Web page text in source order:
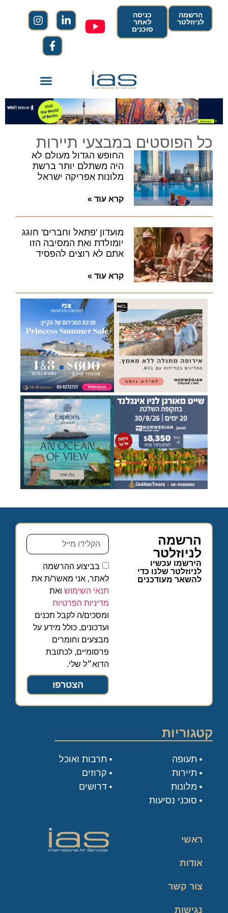
הרשמה
לניוזלטר
כניסה
לאתר
סוכנים
כל הפוסטים במבצעי תיירות
החופש הגדול מעולם לא
היה משתלם יותר ברשת
מלונות אפריקה ישראל
קרא עוד »
מועדון 'פתאל וחברים' חוגג
יומולדת ואת המסיבה הזו
אתם לא רוצים להפסיד
קרא עוד »
הרשמה
לניוזלטר
הירשמו עכשיו
לניוזלטר שלנו כדי
להשאר מעודכנים
בביצוע ההרשמה
לאתר, אני מאשר/ת את
תנאי השימוש ואת
מדיניות הפרטיות
ומסכים/ה לקבל תכנים
ועדכונים, כולל מידע על
מבצעים וחומרים
פרסומיים, לכתובת
הדוא״ל שלי.
הצטרפו
קטגוריות
תעופה
תיירות
מלונות
סוכני נסיעות
תרבות ואוכל
קרוזים
דרושים
ראשי
אודות
צור קשר
נגישות